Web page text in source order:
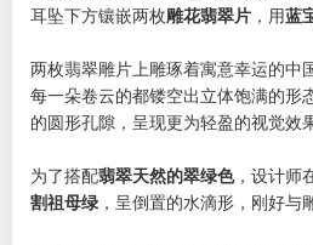
耳坠下方镶嵌两枚雕花翡翠片 ，用蓝
两枚翡翠雕片上雕琢着寓意幸运的
每一朵卷云的都镂空出立体饱满的形
的圆形孔隙，呈现更为轻盈的视觉效
为了搭配翡翠天然的翠绿色，设计师
割祖母绿 ，呈倒置的水滴形，刚好与